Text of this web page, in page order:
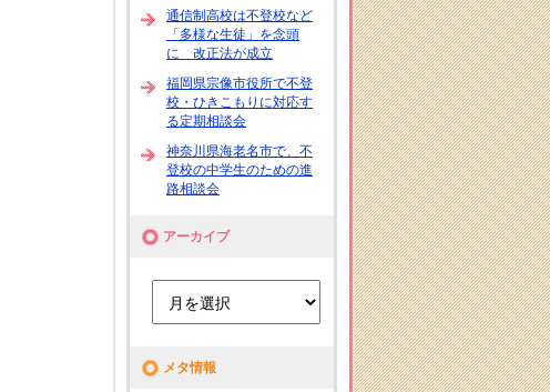
通信制高校は不登校など
「多様な生徒」を念頭
に 改正法が成立
福岡県宗像市役所で不登
校・ひきこもりに対応す
る定期相談会
神奈川県海老名市で、不
登校の中学生のための進
路相談会
アーカイブ
メタ情報